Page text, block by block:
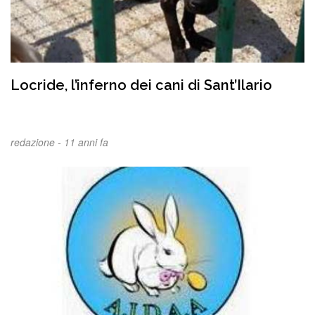
Locride, l’inferno dei cani di Sant’Ilario
redazione - 11 anni fa